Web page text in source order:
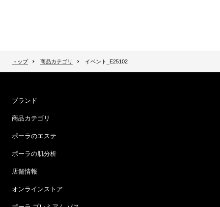
トップ 商品カテゴリ イベント_E25102
ブランド
商品カテゴリ
ポーラのエステ
ポーラの肌分析
店舗情報
オンラインストア